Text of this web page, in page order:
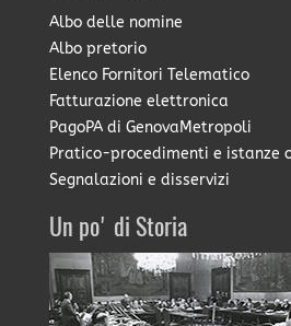
Albo delle nomine
Albo pretorio
Elenco Fornitori Telematico
Fatturazione elettronica
PagoPA di GenovaMetropoli
Pratico-procedimenti e istanze
Segnalazioni e disservizi
Un po' di Storia